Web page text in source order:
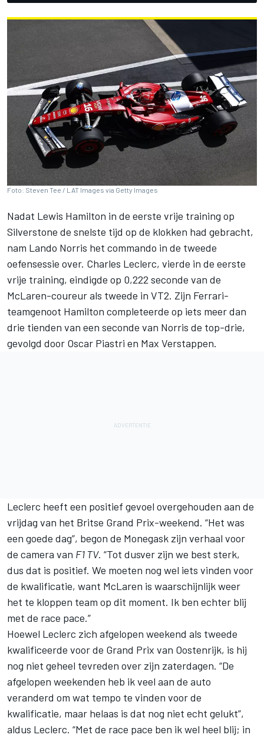
Foto: Steven Tee / LAT Images via Getty Images
Nadat Lewis Hamilton in de eerste vrije training op
Silverstone de snelste tijd op de klokken had gebracht,
nam Lando Norris het commando in de tweede
oefensessie over. Charles Leclerc, vierde in de eerste
vrije training, eindigde op 0,222 seconde van de
McLaren-coureur als tweede in VT2. Zijn Ferrari-
teamgenoot Hamilton completeerde op iets meer dan
drie tienden van een seconde van Norris de top-drie,
gevolgd door Oscar Piastri en Max Verstappen.
Leclerc heeft een positief gevoel overgehouden aan de
vrijdag van het Britse Grand Prix-weekend. “Het was
een goede dag”, begon de Monegask zijn verhaal voor
de camera van F1 TV. “Tot dusver zijn we best sterk,
dus dat is positief. We moeten nog wel iets vinden voor
de kwalificatie, want McLaren is waarschijnlijk weer
het te kloppen team op dit moment. Ik ben echter blij
met de race pace.”
Hoewel Leclerc zich afgelopen weekend als tweede
kwalificeerde voor de Grand Prix van Oostenrijk, is hij
nog niet geheel tevreden over zijn zaterdagen. “De
afgelopen weekenden heb ik veel aan de auto
veranderd om wat tempo te vinden voor de
kwalificatie, maar helaas is dat nog niet echt gelukt”,
aldus Leclerc. “Met de race pace ben ik wel heel blij; in